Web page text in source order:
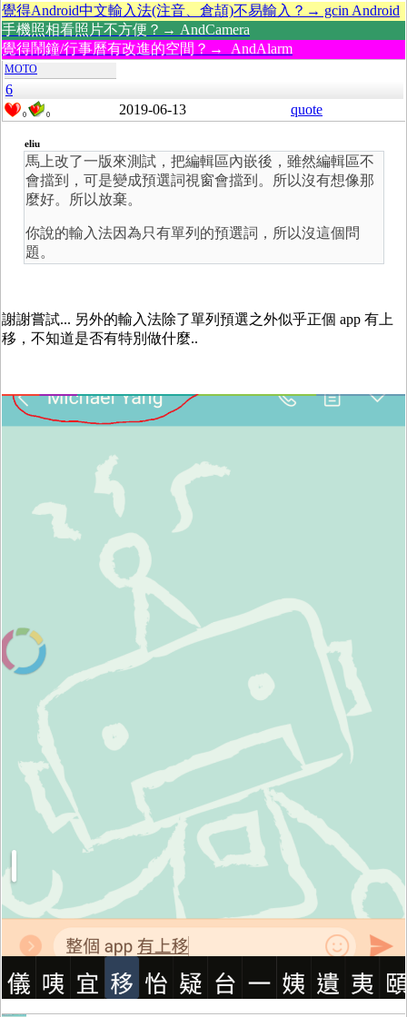
覺得Android中文輸入法(注音、倉頡)不易輸入？→ gcin Android
手機照相看照片不方便？→ AndCamera
覺得鬧鐘/行事曆有改進的空間？→ AndAlarm
MOTO
6
0 0 2019-06-13 quote
eliu
馬上改了一版來測試，把編輯區內嵌後，雖然編輯區不
會擋到，可是變成預選詞視窗會擋到。所以沒有想像那
麼好。所以放棄。
你說的輸入法因為只有單列的預選詞，所以沒這個問
題。
謝謝嘗試... 另外的輸入法除了單列預選之外似乎正個 app 有上
移，不知道是否有特別做什麼..